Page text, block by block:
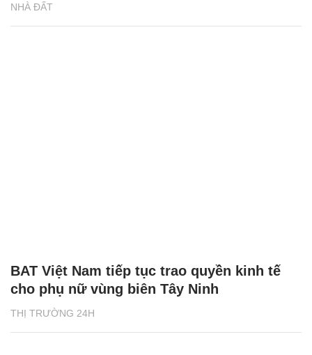
NHÀ ĐẤT
THỊ TRƯỜNG 24H
BAT Việt Nam tiếp tục trao quyền kinh tế
cho phụ nữ vùng biên Tây Ninh